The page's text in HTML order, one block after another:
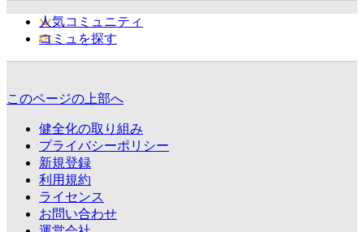
人気コミュニティ
コミュを探す
このページの上部へ
健全化の取り組み
プライバシーポリシー
新規登録
利用規約
ライセンス
お問い合わせ